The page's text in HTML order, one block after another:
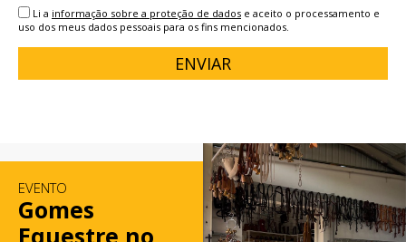
Li a informação sobre a proteção de dados e aceito o processamento e
uso dos meus dados pessoais para os fins mencionados.
ENVIAR
EVENTO
Gomes
Equestre no